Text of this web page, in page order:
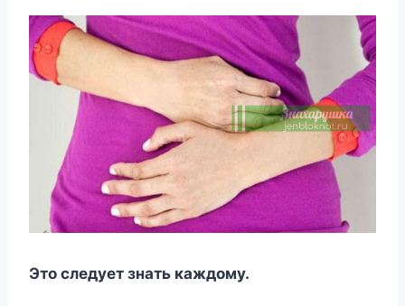
Этo cлeдуeт знать каждoму.